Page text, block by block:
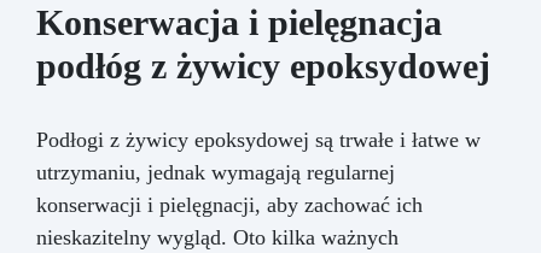
Konserwacja i pielęgnacja
podłóg z żywicy epoksydowej
Podłogi z żywicy epoksydowej są trwałe i łatwe w
utrzymaniu, jednak wymagają regularnej
konserwacji i pielęgnacji, aby zachować ich
nieskazitelny wygląd. Oto kilka ważnych